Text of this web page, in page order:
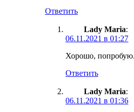
Ответить
Lady Maria:
06.11.2021 в 01:27
Хорошо, попробую.
Ответить
Lady Maria:
06.11.2021 в 01:36